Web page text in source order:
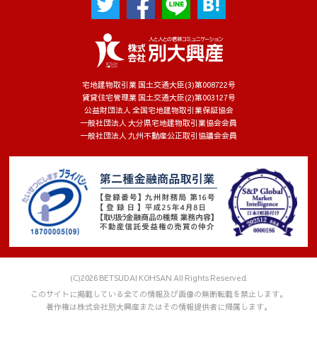
宅地建物取引業 国土交通大臣(3)第008722号
賃貸住宅管理業 国土交通大臣(2)第003127号
公益財団法人 全国宅地建物取引業保証協会
一般社団法人 大分県宅地建物取引業協会会員
一般社団法人 九州不動産公正取引協議会会員
(C)2026 BETSUDAI KOHSAN All Rights Reserved.
このサイトに掲載している全ての情報及び画像の無断転載を禁止します。
著作権は株式会社別大興産またはその情報提供者に帰属します。